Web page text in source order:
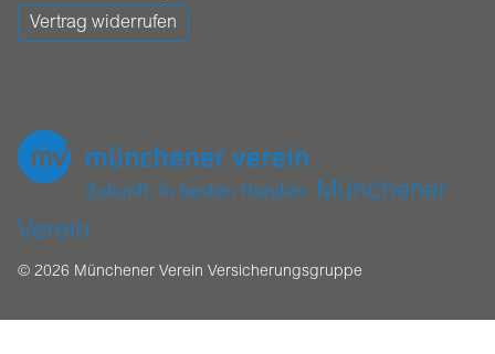
Vertrag widerrufen
Münchener
Verein
© 2026 Münchener Verein Versicherungsgruppe